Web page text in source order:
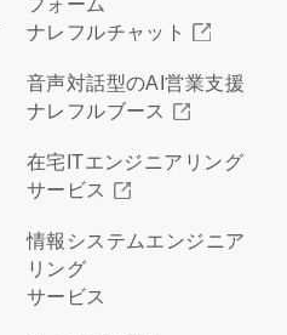
ナレフルチャット
音声対話型のAI営業支援
ナレフルブース
在宅ITエンジニアリング
サービス
情報システムエンジニア
リング
サービス